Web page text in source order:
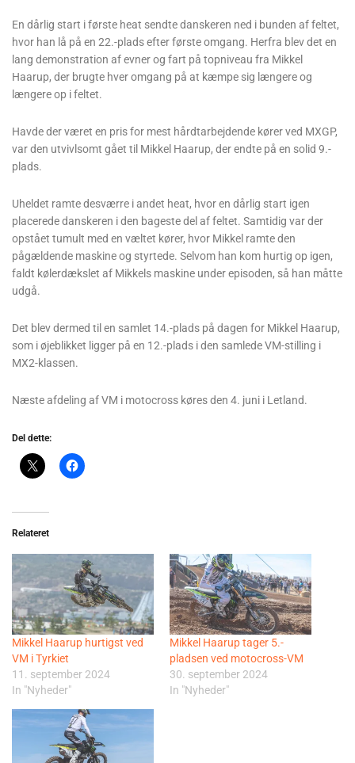
En dårlig start i første heat sendte danskeren ned i bunden af feltet,
hvor han lå på en 22.-plads efter første omgang. Herfra blev det en
lang demonstration af evner og fart på topniveau fra Mikkel
Haarup, der brugte hver omgang på at kæmpe sig længere og
længere op i feltet.
Havde der været en pris for mest hårdtarbejdende kører ved MXGP,
var den utvivlsomt gået til Mikkel Haarup, der endte på en solid 9.-
plads.
Uheldet ramte desværre i andet heat, hvor en dårlig start igen
placerede danskeren i den bageste del af feltet. Samtidig var der
opstået tumult med en væltet kører, hvor Mikkel ramte den
pågældende maskine og styrtede. Selvom han kom hurtig op igen,
faldt kølerdækslet af Mikkels maskine under episoden, så han måtte
udgå.
Det blev dermed til en samlet 14.-plads på dagen for Mikkel Haarup,
som i øjeblikket ligger på en 12.-plads i den samlede VM-stilling i
MX2-klassen.
Næste afdeling af VM i motocross køres den 4. juni i Letland.
Del dette:
Relateret
Mikkel Haarup hurtigst ved
VM i Tyrkiet
11. september 2024
In "Nyheder"
Mikkel Haarup tager 5.-
pladsen ved motocross-VM
30. september 2024
In "Nyheder"